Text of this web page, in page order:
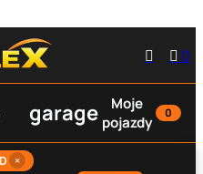

 0
garage
Moje
pojazdy
0
×